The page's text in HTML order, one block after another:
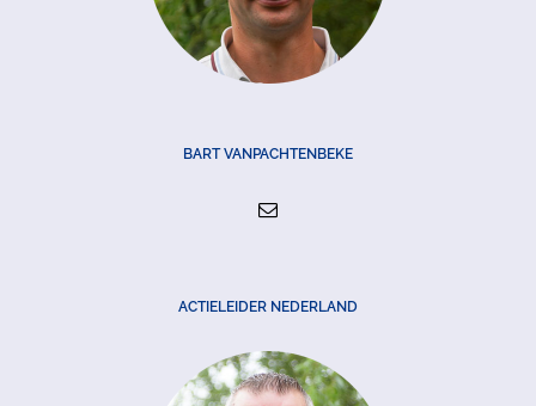
BART VANPACHTENBEKE
ACTIELEIDER NEDERLAND